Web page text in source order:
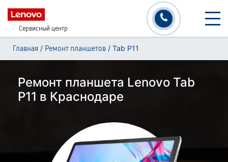
Сервисный центр
Главная / Ремонт планшетов / Tab P11
Ремонт планшета Lenovo Tab
P11 в Краснодаре